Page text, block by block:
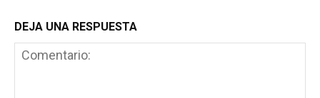
DEJA UNA RESPUESTA